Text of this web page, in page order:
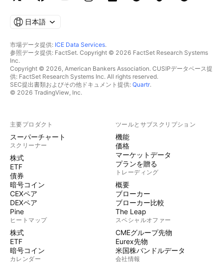
日本語
市場データ提供: ICE Data Services.
参照データ提供: FactSet. Copyright © 2026 FactSet Research Systems
Inc.
Copyright © 2026, American Bankers Association. CUSIPデータベース提
供: FactSet Research Systems Inc. All rights reserved.
SEC提出書類およびその他ドキュメント提供: Quartr.
© 2026 TradingView, Inc.
主要プロダクト
スーパーチャート
スクリーナー
株式
ETF
債券
暗号コイン
CEXペア
DEXペア
Pine
ヒートマップ
株式
ETF
暗号コイン
カレンダー
ツールとサブスクリプション
機能
価格
マーケットデータ
プランを贈る
トレーディング
概要
ブローカー
ブローカー比較
The Leap
スペシャルオファー
CMEグループ先物
Eurex先物
米国株バンドルデータ
会社情報